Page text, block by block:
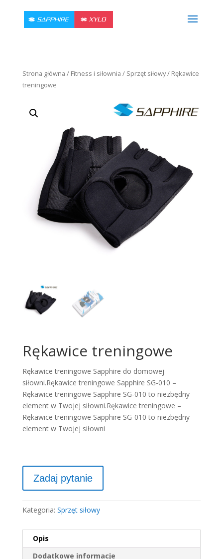
Strona główna / Fitness i siłownia / Sprzęt siłowy/ Rękawice
treningowe
Rękawice treningowe
Rękawice treningowe Sapphire do domowej
siłowni.Rękawice treningowe Sapphire SG-010 –
Rękawice treningowe Sapphire SG-010 to niezbędny
element w Twojej siłowni.Rękawice treningowe –
Rękawice treningowe Sapphire SG-010 to niezbędny
element w Twojej siłowni
Kategoria: Sprzęt siłowy
Opis
Dodatkowe informacje